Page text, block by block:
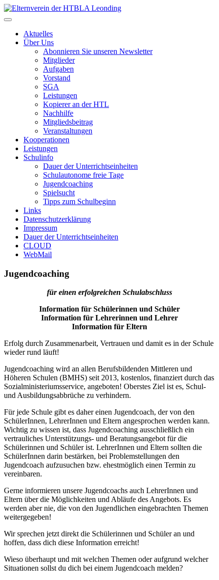
Zum
Inhalt
Aktuelles
Über Uns
Abonnieren Sie unseren Newsletter
Mitglieder
Aufgaben
Vorstand
SGA
Leistungen
Kopierer an der HTL
Nachhilfe
Mitgliedsbeitrag
Veranstaltungen
Kooperationen
Leistungen
Schulinfo
Dauer der Unterrichtseinheiten
Schulautonome freie Tage
Jugendcoaching
Spielsucht
Tipps zum Schulbeginn
Links
Datenschutzerklärung
Impressum
Dauer der Unterrichtseinheiten
CLOUD
WebMail
Jugendcoaching
für einen erfolgreichen Schulabschluss
Information für Schülerinnen und Schüler
Information für Lehrerinnen und Lehrer
Information für Eltern
Erfolg durch Zusammenarbeit, Vertrauen und damit es in der Schule
wieder rund läuft!
Jugendcoaching wird an allen Berufsbildenden Mittleren und
Höheren Schulen (BMHS) seit 2013, kostenlos, finanziert durch das
Sozialministeriumsservice, angeboten! Oberstes Ziel ist es, Schul-
und Ausbildungsabbrüche zu verhindern.
Für jede Schule gibt es daher einen Jugendcoach, der von den
SchülerInnen, LehrerInnen und Eltern angesprochen werden kann.
Wichtig zu wissen ist, dass Jugendcoaching ausschließlich ein
vertrauliches Unterstützungs- und Beratungsangebot für die
Schülerinnen und Schüler ist. LehrerInnen und Eltern sollten die
SchülerInnen darin bestärken, bei Problemstellungen den
Jugendcoach aufzusuchen bzw. ehestmöglich einen Termin zu
vereinbaren.
Gerne informieren unsere Jugendcoachs auch LehrerInnen und
Eltern über die Möglichkeiten und Abläufe des Angebots. Es
werden aber nie, die von den Jugendlichen eingebrachten Themen
weitergegeben!
Wir sprechen jetzt direkt die Schülerinnen und Schüler an und
hoffen, dass dich diese Information erreicht!
Wieso überhaupt und mit welchen Themen oder aufgrund welcher
Situationen sollst du dich bei einem Jugendcoach melden?